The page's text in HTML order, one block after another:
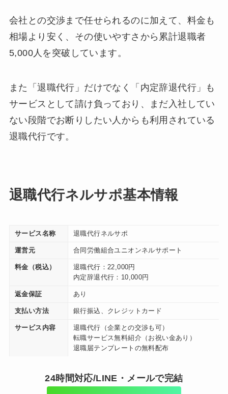
会社との交渉まで任せられるのに加えて、料金も
相場より安く、その使いやすさから累計退職者
5,000人を突破しています。
また「退職代行」だけでなく「内定辞退代行」も
サービスとして請け負っており、まだ入社してい
ない段階でお断りしたい人からも利用されている
退職代行です。
退職代行ネルサポ基本情報
サービス名称 退職代行ネルサポ
運営元 合同労働組合ユニオンネルサポート
料金（税込）
退職代行：22,000円
内定辞退代行：10,000円
返金保証 あり
支払い方法 銀行振込、クレジットカード
サービス内容
退職代行（企業との交渉も可）
転職サービス無料紹介（お祝い金あり）
退職届テンプレートの無料配布
24時間対応/LINE・メールで完結